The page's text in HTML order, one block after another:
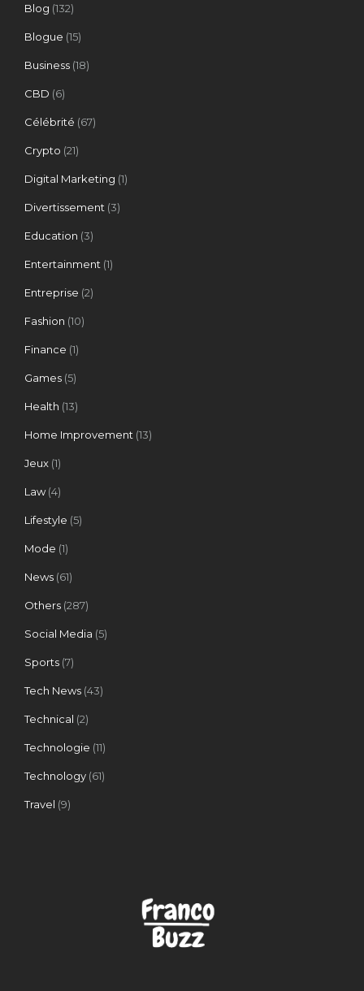
Blog (132)
Blogue (15)
Business (18)
CBD (6)
Célébrité (67)
Crypto (21)
Digital Marketing (1)
Divertissement (3)
Education (3)
Entertainment (1)
Entreprise (2)
Fashion (10)
Finance (1)
Games (5)
Health (13)
Home Improvement (13)
Jeux (1)
Law(4)
Lifestyle (5)
Mode (1)
News (61)
Others (287)
Social Media (5)
Sports (7)
Tech News (43)
Technical (2)
Technologie (11)
Technology (61)
Travel (9)